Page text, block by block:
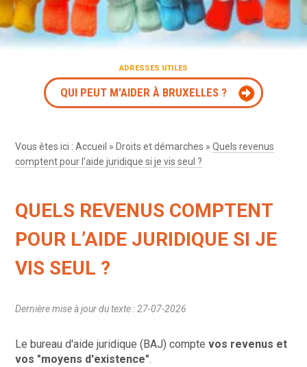
ADRESSES UTILES
QUI PEUT M'AIDER À BRUXELLES ?
Vous êtes ici :Accueil » Droits et démarches »Quels revenus
comptent pour l’aide juridique si je vis seul ?
QUELS REVENUS COMPTENT
POUR L’AIDE JURIDIQUE SI JE
VIS SEUL ?
Dernière mise à jour du texte : 27-07-2026
Le bureau d'aide juridique (BAJ) comptevos revenus et
vos "moyens d'existence".